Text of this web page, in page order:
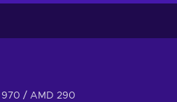
970 / AMD 290